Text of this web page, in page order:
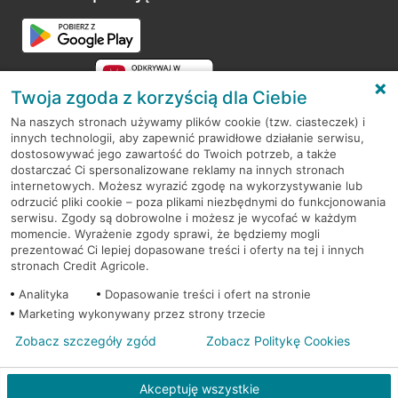
RODO
Regulamin serwisu
Mapa serwisu
PolitykaCookies
© 2026 Credit Agricole Bank Polska S.A. Wszelkie prawa zastrzeżone
Twoja zgoda z korzyścią dla Ciebie
Na naszych stronach używamy plików cookie (tzw. ciasteczek) i
innych technologii, aby zapewnić prawidłowe działanie serwisu,
dostosowywać jego zawartość do Twoich potrzeb, a także
dostarczać Ci spersonalizowane reklamy na innych stronach
internetowych. Możesz wyrazić zgodę na wykorzystywanie lub
odrzucić pliki cookie – poza plikami niezbędnymi do funkcjonowania
serwisu. Zgody są dobrowolne i możesz je wycofać w każdym
momencie. Wyrażenie zgody sprawi, że będziemy mogli
prezentować Ci lepiej dopasowane treści i oferty na tej i innych
stronach Credit Agricole.
Analityka
Dopasowanie treści i ofert na stronie
Marketing wykonywany przez strony trzecie
Akceptuję wszystkie
Zobacz szczegóły zgód Zobacz Politykę Cookies